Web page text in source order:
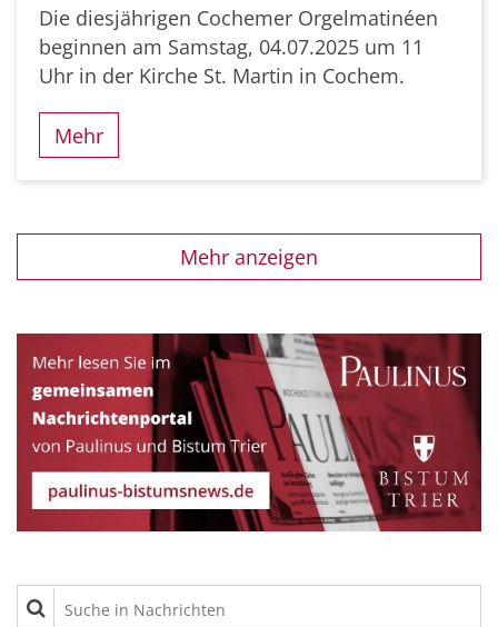
Die diesjährigen Cochemer Orgelmatinéen
beginnen am Samstag, 04.07.2025 um 11
Uhr in der Kirche St. Martin in Cochem.
Mehr
Mehr anzeigen
Suche in Nachrichten